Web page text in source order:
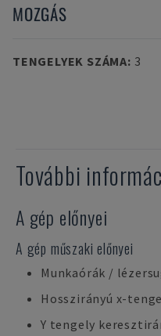
MOZGÁS
TENGELYEK SZÁMA: 3
További
A gép előnyei
A gép műszaki előnyei
Munkaórák /
Hosszirányú x-
Y tengely